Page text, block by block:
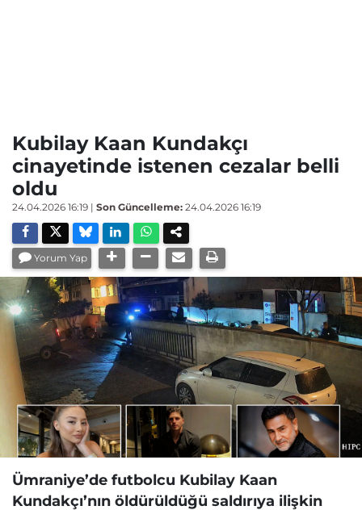
Kubilay Kaan Kundakçı
cinayetinde istenen cezalar belli
oldu
24.04.2026 16:19 | Son Güncelleme: 24.04.2026 16:19
Yorum Yap
Ümraniye’de futbolcu Kubilay Kaan
Kundakçı’nın öldürüldüğü saldırıya ilişkin